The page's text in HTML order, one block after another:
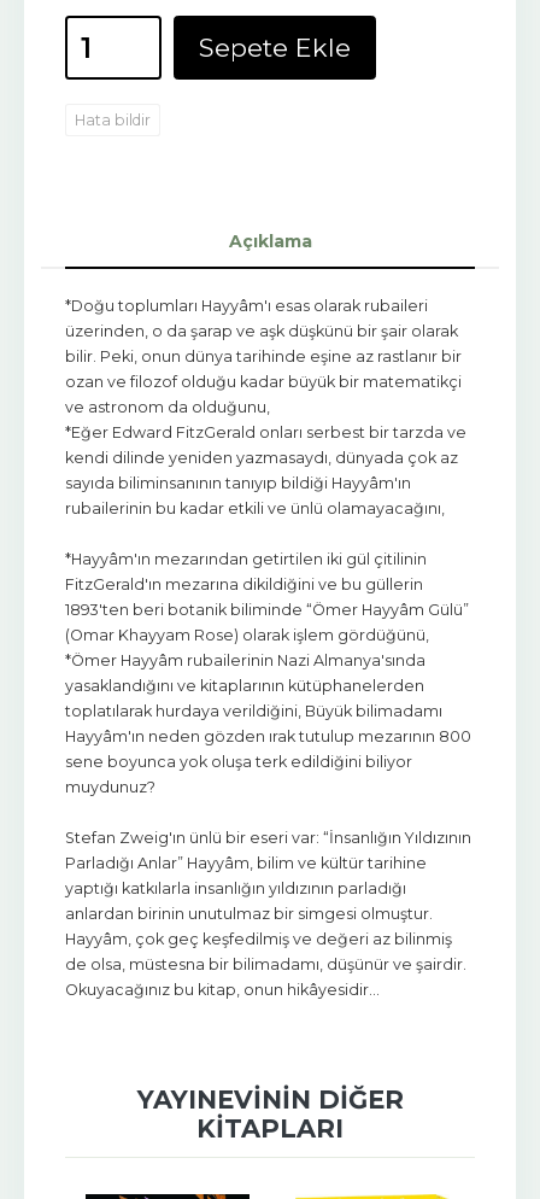
Sepete Ekle
Hata bildir
Açıklama
*Doğu toplumları Hayyâm'ı esas olarak rubaileri
üzerinden, o da şarap ve aşk düşkünü bir şair olarak
bilir. Peki, onun dünya tarihinde eşine az rastlanır bir
ozan ve filozof olduğu kadar büyük bir matematikçi
ve astronom da olduğunu,
*Eğer Edward FitzGerald onları serbest bir tarzda ve
kendi dilinde yeniden yazmasaydı, dünyada çok az
sayıda biliminsanının tanıyıp bildiği Hayyâm'ın
rubailerinin bu kadar etkili ve ünlü olamayacağını,
*Hayyâm'ın mezarından getirtilen iki gül çitilinin
FitzGerald'ın mezarına dikildiğini ve bu güllerin
1893'ten beri botanik biliminde “Ömer Hayyâm Gülü”
(Omar Khayyam Rose) olarak işlem gördüğünü,
*Ömer Hayyâm rubailerinin Nazi Almanya'sında
yasaklandığını ve kitaplarının kütüphanelerden
toplatılarak hurdaya verildiğini, Büyük bilimadamı
Hayyâm'ın neden gözden ırak tutulup mezarının 800
sene boyunca yok oluşa terk edildiğini biliyor
muydunuz?
Stefan Zweig'ın ünlü bir eseri var: “İnsanlığın Yıldızının
Parladığı Anlar” Hayyâm, bilim ve kültür tarihine
yaptığı katkılarla insanlığın yıldızının parladığı
anlardan birinin unutulmaz bir simgesi olmuştur.
Hayyâm, çok geç keşfedilmiş ve değeri az bilinmiş
de olsa, müstesna bir bilimadamı, düşünür ve şairdir.
Okuyacağınız bu kitap, onun hikâyesidir...
YAYINEVININ DIĞER
KITAPLARI